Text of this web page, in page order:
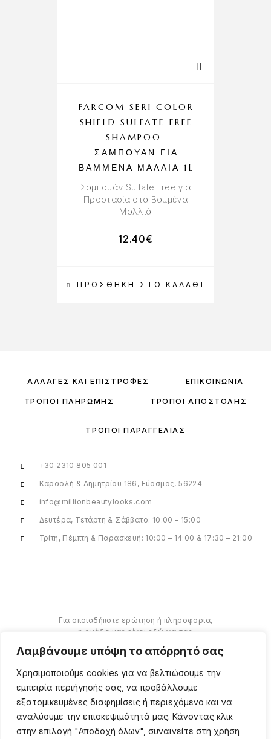
Λαμβάνουμε υπόψη το απόρρητό σας
Χρησιμοποιούμε cookies για να βελτιώσουμε την
εμπειρία περιήγησής σας, να προβάλλουμε
εξατομικευμένες διαφημίσεις ή περιεχόμενο και να
αναλύουμε την επισκεψιμότητά μας. Κάνοντας κλικ
στην επιλογή "Αποδοχή όλων", συναινείτε στη χρήση
ΠΡΟΣΘΉΚΗ ΣΤΟ ΚΑΛΆΘΙ
FARCOM SERI COLOR
SHIELD SULFATE FREE
SHAMPOO-
ΣΑΜΠΟΥΆΝ ΓΙΑ
ΒΑΜΜΈΝΑ ΜΑΛΛΙΆ 1L
Σαμπουάν Sulfate Free για
Προστασία στα Βαμμένα
Μαλλιά
12.40€
ΑΛΛΑΓΈΣ ΚΑΙ ΕΠΙΣΤΡΟΦΈΣ ΕΠΙΚΟΙΝΩΝΊΑ
ΤΡΌΠΟΙ ΠΛΗΡΩΜΉΣ ΤΡΌΠΟΙ ΑΠΟΣΤΟΛΉΣ
ΤΡΌΠΟΙ ΠΑΡΑΓΓΕΛΊΑΣ
+30 2310 805 001
Καραολή & Δημητρίου 186, Εύοσμος, 56224
info@millionbeautylooks.com
Δευτέρα, Τετάρτη & Σάββατο: 10:00 – 15:00
Τρίτη, Πέμπτη & Παρασκευή: 10:00 – 14:00 & 17:30 – 21:00
Για οποιαδήποτε ερώτηση ή πληροφορία,
η ομάδα μας είναι εδώ να σας
βοηθήσουμε.
ΠΕΡΙΣΣΌΤΕΡΑ